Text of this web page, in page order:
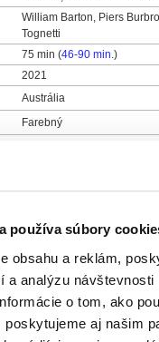
používa súbory
obsahu a reklám,
a analýzu návštevnosti
o tom, ako
poskytujeme aj našim
William Barton, Piers
Tognetti
75 min (46-90 min.)
2021
Austrália
Farebný
779 00 Olomouc
web:https://acfk.cz/
e-mail:
info@acfk.cz
Filmtopia s.r.o.
Lovinského 39
811 04 Bratislava
Slovensko